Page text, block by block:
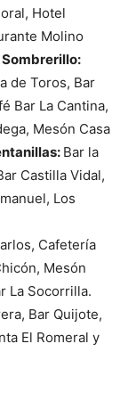
Hotel
Molino
Sombrerillo:
de Toros, Bar
Bar La Cantina,
Mesón Casa
Bar la
Castilla Vidal,
Los
Cafetería
Mesón
La Socorrilla.
Bar Quijote,
El Romeral y